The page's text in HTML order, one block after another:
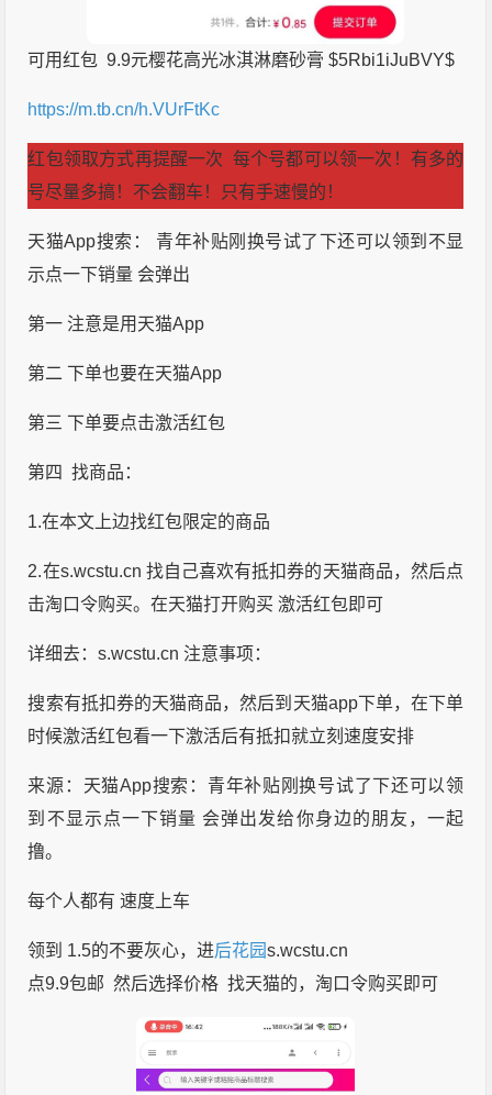
可用红包 9.9元樱花高光冰淇淋磨砂膏 $5Rbi1iJuBVY$
https://m.tb.cn/h.VUrFtKc
红包领取方式再提醒一次 每个号都可以领一次！有多的
号尽量多搞！不会翻车！只有手速慢的！
天猫App搜索： 青年补贴刚换号试了下还可以领到不显
示点一下销量 会弹出
第一 注意是用天猫App
第二 下单也要在天猫App
第三 下单要点击激活红包
第四 找商品：
1.在本文上边找红包限定的商品
2.在s.wcstu.cn 找自己喜欢有抵扣券的天猫商品，然后点
击淘口令购买。在天猫打开购买 激活红包即可
详细去：s.wcstu.cn 注意事项：
搜索有抵扣券的天猫商品，然后到天猫app下单，在下单
时候激活红包看一下激活后有抵扣就立刻速度安排
来源：天猫App搜索：青年补贴刚换号试了下还可以领
到不显示点一下销量 会弹出发给你身边的朋友，一起
撸。
每个人都有 速度上车
领到 1.5的不要灰心，进后花园s.wcstu.cn
点9.9包邮 然后选择价格 找天猫的，淘口令购买即可